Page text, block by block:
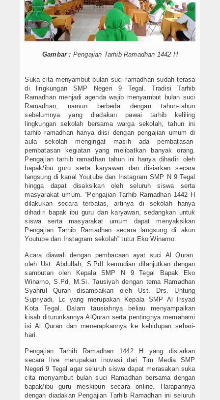
Album Foto
DOWNLOAD
Konsultasi
Lainnya
PPDB 2021 JALUR PRESTASI
Hubungi Kami
Gambar : Pengajian Tarhib Ramadhan 1442 H
Suka cita menyambut bulan suci ramadhan sudah terasa
di lingkungan SMP Negeri 9 Tegal. Tradisi Tarhib
Ramadhan menjadi agenda wajib menyambut bulan suci
Ramadhan, namun berbeda dengan tahun-tahun
sebelumnya yang diadakan pawai tarhib keliling
lingkungan sekolah bersama warga sekolah, tahun ini
tarhib ramadhan hanya diisi dengan pengajian umum di
aula sekolah mengingat masih ada pembatasan-
pembatasan kegiatan yang melibatkan banyak orang.
Pengajian tarhib ramadhan tahun ini hanya dihadiri oleh
bapak/ibu guru serta karyawan dan disiarkan secara
langsung di kanal Youtube dan Instagram SMP N 9 Tegal
hingga dapat disaksikan oleh seluruh siswa serta
masyarakat umum. “Pengajian Tarhib Ramadhan 1442 H
dilakukan secara terbatas, artinya di sekolah hanya
dihadiri bapak ibu guru dan karyawan, sedangkan untuk
siswa serta masyarakat umum dapat menyaksikan
Pengajian Tarhib Ramadhan secara langsung di akun
Youtube dan Instagram sekolah” tutur Eko Winarno.
Acara diawali dengan pembacaan ayat suci Al Quran
oleh Ust. Abdullah, S.PdI kemudian dilanjutkan dengan
sambutan oleh Kepala SMP N 9 Tegal Bapak Eko
Winarno, S.Pd, M.Si. Tausiyah dengan tema Ramadhan
Syahrul Quran disampaikan oleh Ust. Drs. Untung
Supriyadi, Lc yang merupakan Kepala SMP Al Irsyad
Kota Tegal. Dalam tausiahnya beliau menyampaikan
kisah diturunkannya AlQuran serta pentingnya memahami
isi Al Quran dan menerapkannya ke kehidupan sehari-
hari.
Pengajian Tarhib Ramadhan 1442 H yang disiarkan
secara live merupakan inovasi dari Tim Media SMP
Negeri 9 Tegal agar seluruh siswa dapat merasakan suka
cita menyambut bulan suci Ramadhan bersama dengan
bapak/ibu guru meskipun secara online. Harapannya
dengan diadakan Pengajian Tarhib Ramadhan ini seluruh